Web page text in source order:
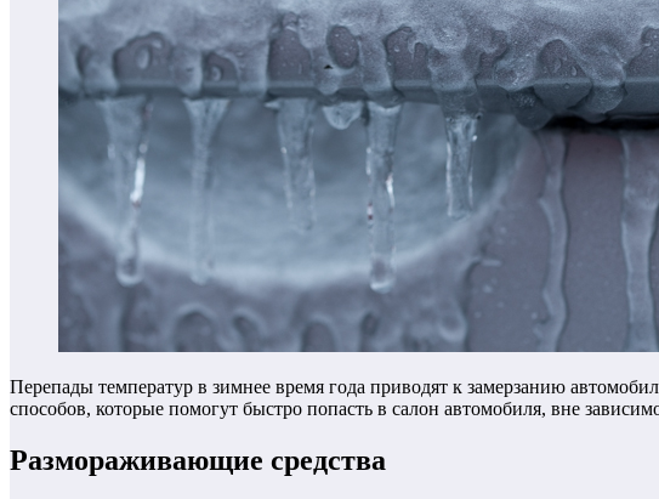
Перепады температур в зимнее время года приводят к замерзанию
способов, которые помогут быстро попасть в салон автомобиля, вне
Размораживающие средства